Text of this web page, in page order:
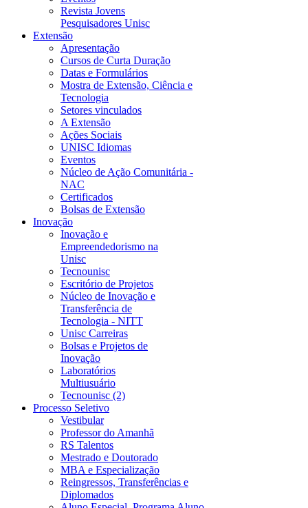
Revista Jovens
Pesquisadores Unisc
Extensão
Apresentação
Cursos de Curta Duração
Datas e Formulários
Mostra de Extensão, Ciência e
Tecnologia
Setores vinculados
A Extensão
Ações Sociais
UNISC Idiomas
Eventos
Núcleo de Ação Comunitária -
NAC
Certificados
Bolsas de Extensão
Inovação
Inovação e
Empreendedorismo na
Unisc
Tecnounisc
Escritório de Projetos
Núcleo de Inovação e
Transferência de
Tecnologia - NITT
Unisc Carreiras
Bolsas e Projetos de
Inovação
Laboratórios
Multiusuário
Tecnounisc (2)
Processo Seletivo
Vestibular
Professor do Amanhã
RS Talentos
Mestrado e Doutorado
MBA e Especialização
Reingressos, Transferências e
Diplomados